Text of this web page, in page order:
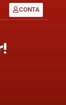
CONTA